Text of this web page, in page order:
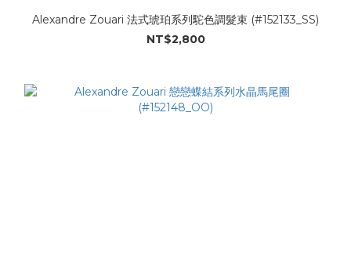
Alexandre Zouari 法式琥珀系列駝色調髮束 (#152133_SS)
NT$2,800